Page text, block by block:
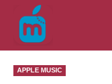
contenuto
PUBBLICATO
IN
APPLE MUSIC